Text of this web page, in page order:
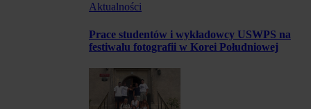
Aktualności
Prace studentów i wykładowcy USWPS na
festiwalu fotografii w Korei Południowej